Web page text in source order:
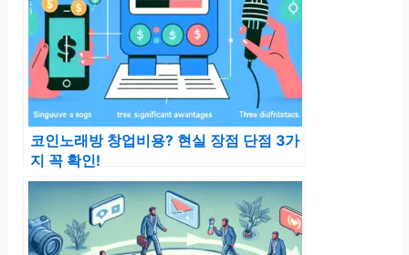
코인노래방 창업비용? 현실 장점 단점 3가
지 꼭 확인!